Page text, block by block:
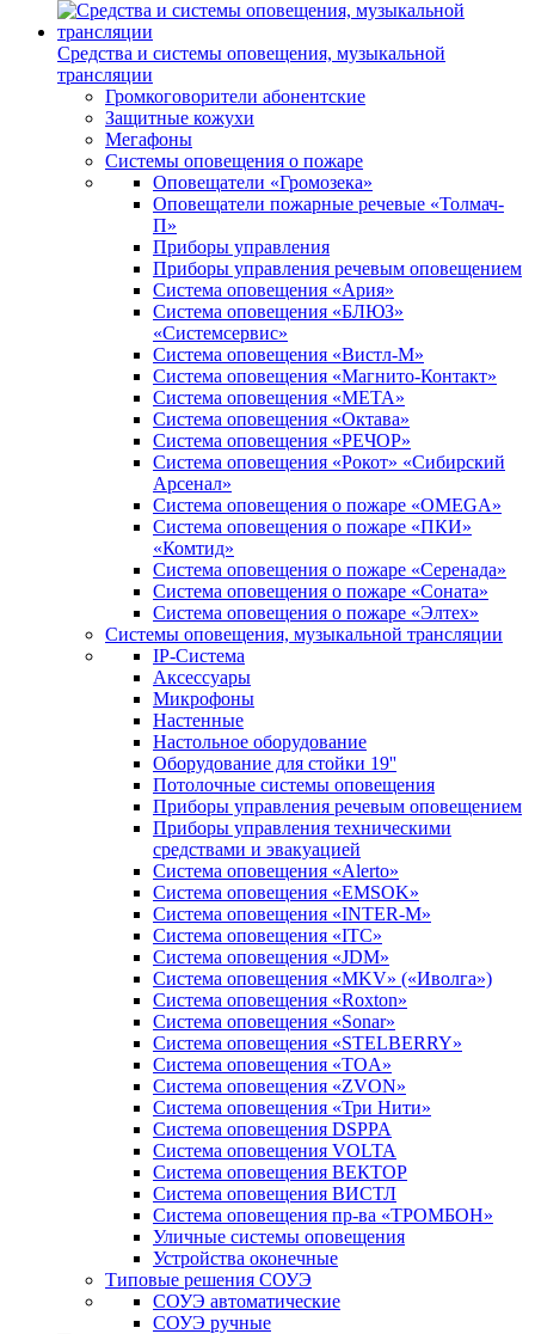
Средства и системы оповещения, музыкальной
трансляции
Громкоговорители абонентские
Защитные кожухи
Мегафоны
Системы оповещения о пожаре
Оповещатели «Громозека»
Оповещатели пожарные речевые «Толмач-
П»
Приборы управления
Приборы управления речевым оповещением
Система оповещения «Ария»
Система оповещения «БЛЮЗ»
«Системсервис»
Система оповещения «Вистл-М»
Система оповещения «Магнито-Контакт»
Система оповещения «МЕТА»
Система оповещения «Октава»
Система оповещения «РЕЧОР»
Система оповещения «Рокот» «Сибирский
Арсенал»
Система оповещения о пожаре «OMEGA»
Система оповещения о пожаре «ПКИ»
«Комтид»
Система оповещения о пожаре «Серенада»
Система оповещения о пожаре «Соната»
Система оповещения о пожаре «Элтех»
Системы оповещения, музыкальной трансляции
IP-Система
Аксессуары
Микрофоны
Настенные
Настольное оборудование
Оборудование для стойки 19''
Потолочные системы оповещения
Приборы управления речевым оповещением
Приборы управления техническими
средствами и эвакуацией
Система оповещения «Alerto»
Система оповещения «EMSOK»
Система оповещения «INTER-M»
Система оповещения «ITC»
Система оповещения «JDM»
Система оповещения «MKV» («Иволга»)
Система оповещения «Roxton»
Система оповещения «Sonar»
Система оповещения «STELBERRY»
Система оповещения «TOA»
Система оповещения «ZVON»
Система оповещения «Три Нити»
Система оповещения DSPPA
Система оповещения VOLTA
Система оповещения ВЕКТОР
Система оповещения ВИСТЛ
Система оповещения пр-ва «ТРОМБОН»
Уличные системы оповещения
Устройства оконечные
Типовые решения СОУЭ
СОУЭ автоматические
СОУЭ ручные